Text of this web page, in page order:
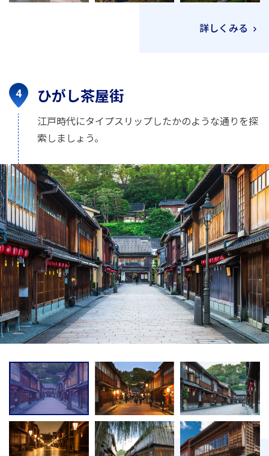
詳しくみる
ひがし茶屋街
江戸時代にタイプスリップしたかのような通りを探
索しましょう。